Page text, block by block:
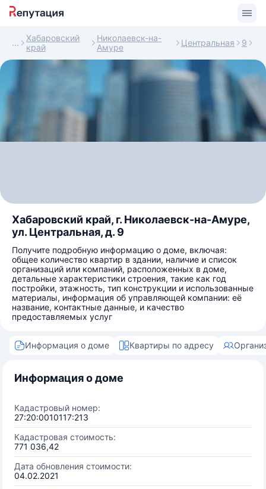
Хабаровский
край
Николаевск-на-
Амуре
Центральная 9
Хабаровский край, г. Николаевск-на-Амуре,
ул. Центральная, д. 9
Получите подробную информацию о доме, включая:
общее количество квартир в здании, наличие и список
организаций или компаний, расположенных в доме,
детальные характеристики строения, такие как год
постройки, этажность, тип конструкции и использованные
материалы, информация об управляющей компании: её
название, контактные данные, и качество
предоставляемых услуг
Информация о доме Квартиры по адресу
Информация о доме
Кадастровый номер:
27:20:0010117:213
Кадастровая стоимость:
771 036,42
Дата обновления стоимости:
04.02.2021